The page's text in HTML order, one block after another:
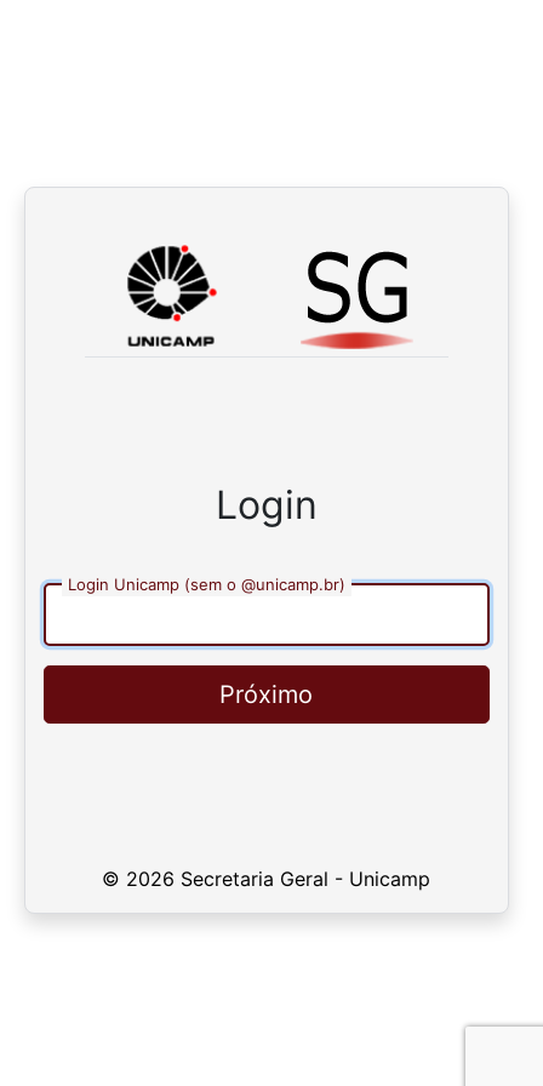
Login
Login Unicamp (sem o @unicamp.br)
Próximo
© 2026 Secretaria Geral - Unicamp